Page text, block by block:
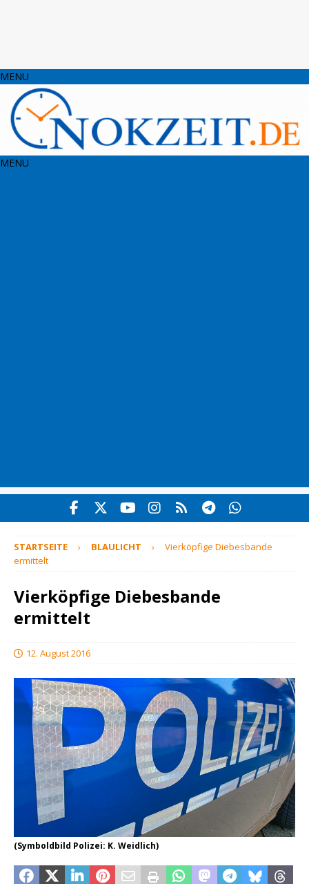
MENU
MENU
STARTSEITE BLAULICHT
Vierköpfige Diebesbande
ermittelt
Vierköpfige Diebesbande
ermittelt
12. August 2016
(Symboldbild Polizei: K. Weidlich)